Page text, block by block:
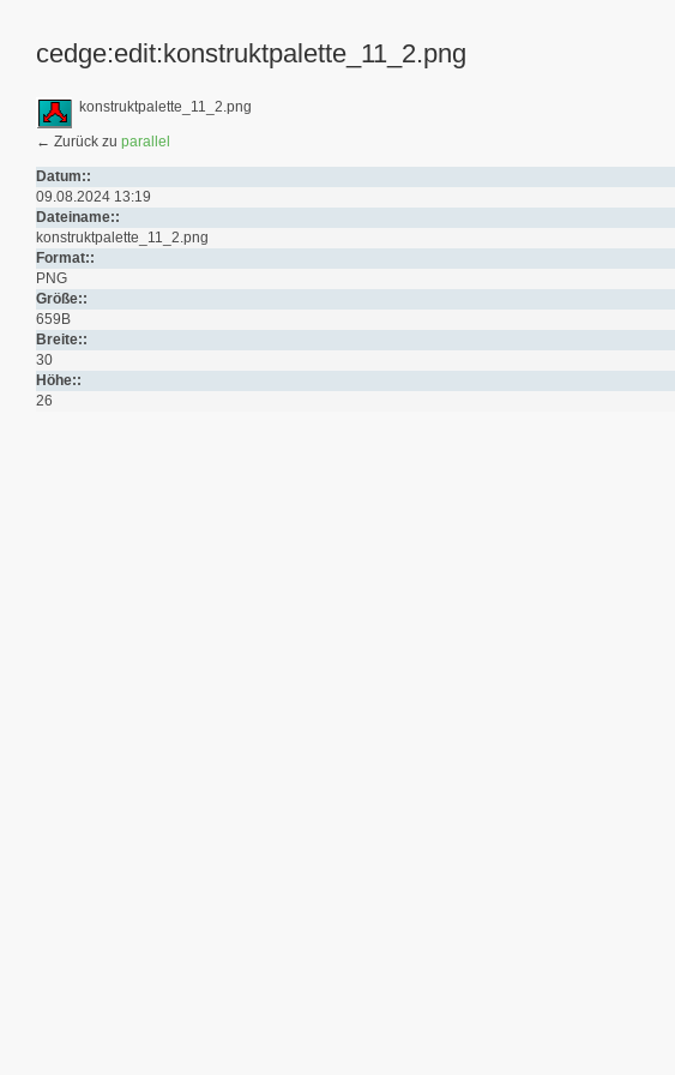
cedge:edit:konstruktpalette_11_2.png
konstruktpalette_11_2.png
← Zurück zu parallel
Datum::
09.08.2024 13:19
Dateiname::
konstruktpalette_11_2.png
Format::
PNG
Größe::
659B
Breite::
30
Höhe::
26